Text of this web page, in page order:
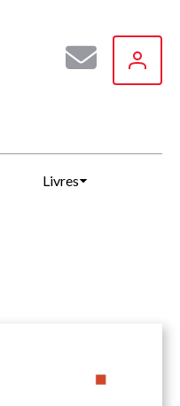
Livres